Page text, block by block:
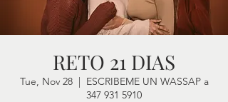
RETO 21 DIAS
Tue, Nov 28
  |
ESCRIBEME UN WASSAP a
347 931 5910